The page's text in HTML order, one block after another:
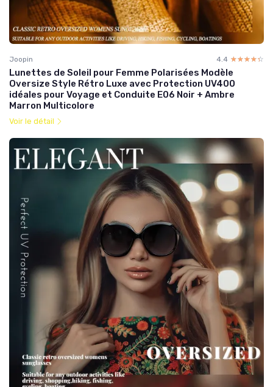
Joopin 4.4 ☆☆☆☆☆
★★★★★
Lunettes de Soleil pour Femme Polarisées Modèle
Oversize Style Rétro Luxe avec Protection UV400
idéales pour Voyage et Conduite E06 Noir + Ambre
Marron Multicolore
Voir le détail